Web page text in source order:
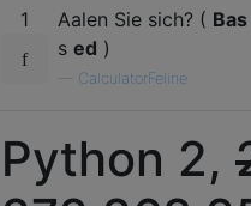
1 Aalen Sie sich? ( Bas
s ed )
CalculatorFeline
Python 2,